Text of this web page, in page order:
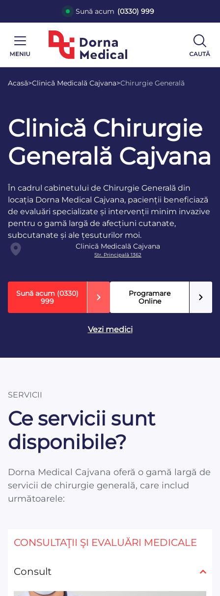
Sună acum (0330) 999
Acasă>Clinică Medicală Cajvana>Chirurgie Generală
Clinică Chirurgie
Generală Cajvana
În cadrul cabinetului de Chirurgie Generală din
locația Dorna Medical Cajvana, pacienții beneficiază
de evaluări specializate și intervenții minim invazive
pentru o gamă largă de afecțiuni cutanate,
subcutanate și ale țesuturilor moi.
Clinică Medicală Cajvana
Str. Principală 1362
Sună acum (0330)
999
Programare
Online
Vezi medici
SERVICII
Ce servicii sunt
disponibile?
Dorna Medical Cajvana oferă o gamă largă de
servicii de chirurgie generală, care includ
următoarele:
CONSULTAŢII ŞI EVALUĂRI MEDICALE
Consult